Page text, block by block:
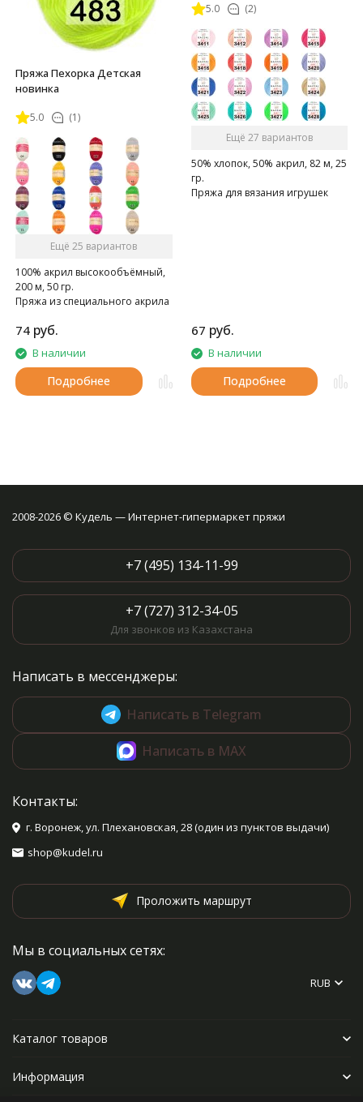
Пряжа Пехорка Детская
новинка
5.0 (1)
Ещё 25 вариантов
100% акрил высокообъёмный,
200 м, 50 гр.
Пряжа из специального акрила
74 руб.
В наличии
Подробнее
5.0 (2)
Ещё 27 вариантов
50% хлопок, 50% акрил, 82 м, 25
гр.
Пряжа для вязания игрушек
67 руб.
В наличии
Подробнее
2008-2026 © Кудель — Интернет-гипермаркет пряжи
+7 (495) 134-11-99
+7 (727) 312-34-05
Для звонков из Казахстана
Написать в мессенджеры:
Написать в Telegram
Написать в MAX
Контакты:
г. Воронеж, ул. Плехановская, 28 (один из пунктов выдачи)
shop@kudel.ru
Проложить маршрут
Мы в социальных сетях:
RUB
Каталог товаров
Информация